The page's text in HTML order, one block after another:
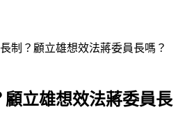
制？顧立雄想效法蔣委員長嗎？
立雄想效法蔣委員長